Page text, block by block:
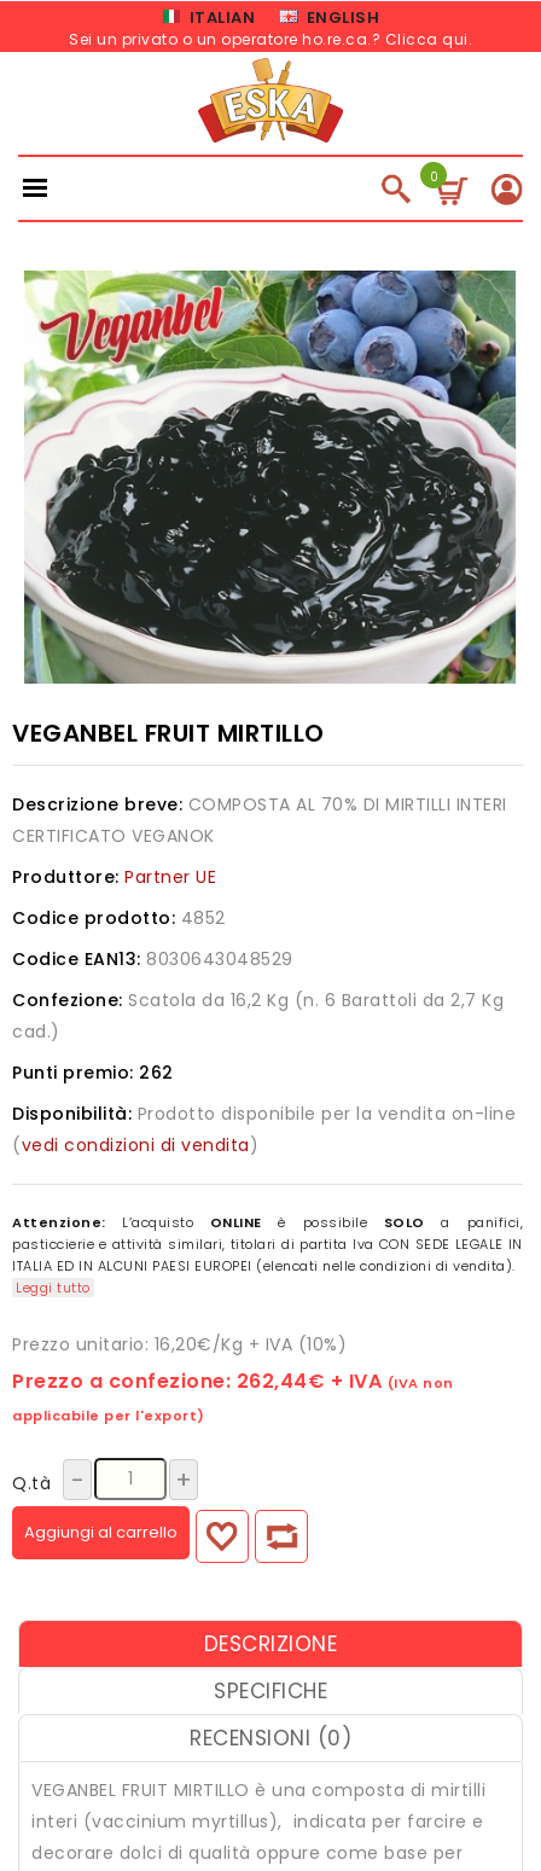
ITALIAN ENGLISH
Sei un privato o un operatore ho.re.ca.? Clicca qui.
0
VEGANBEL FRUIT MIRTILLO
Descrizione breve: COMPOSTA AL 70% DI MIRTILLI INTERI
CERTIFICATO VEGANOK
Produttore: Partner UE
Codice prodotto: 4852
Codice EAN13: 8030643048529
Confezione: Scatola da 16,2 Kg (n. 6 Barattoli da 2,7 Kg
cad.)
Punti premio: 262
Disponibilità: Prodotto disponibile per la vendita on-line
(vedi condizioni di vendita)
Attenzione: L’acquisto ONLINE è possibile SOLOa panifici,
pasticcierie e attività similari, titolari di partita Iva CON SEDE LEGALE IN
ITALIA ED IN ALCUNI PAESI EUROPEI (elencati nelle condizioni di vendita).
Leggi tutto
Prezzo unitario: 16,20€/Kg + IVA (10%)
Prezzo a confezione: 262,44€ + IVA (IVA non
applicabile per l'export)
Q.tà - +
Aggiungi al carrello
DESCRIZIONE
SPECIFICHE
RECENSIONI (0)
VEGANBEL FRUIT MIRTILLO è una composta di mirtilli
interi (vaccinium myrtillus), indicata per farcire e
decorare dolci di qualità oppure come base per